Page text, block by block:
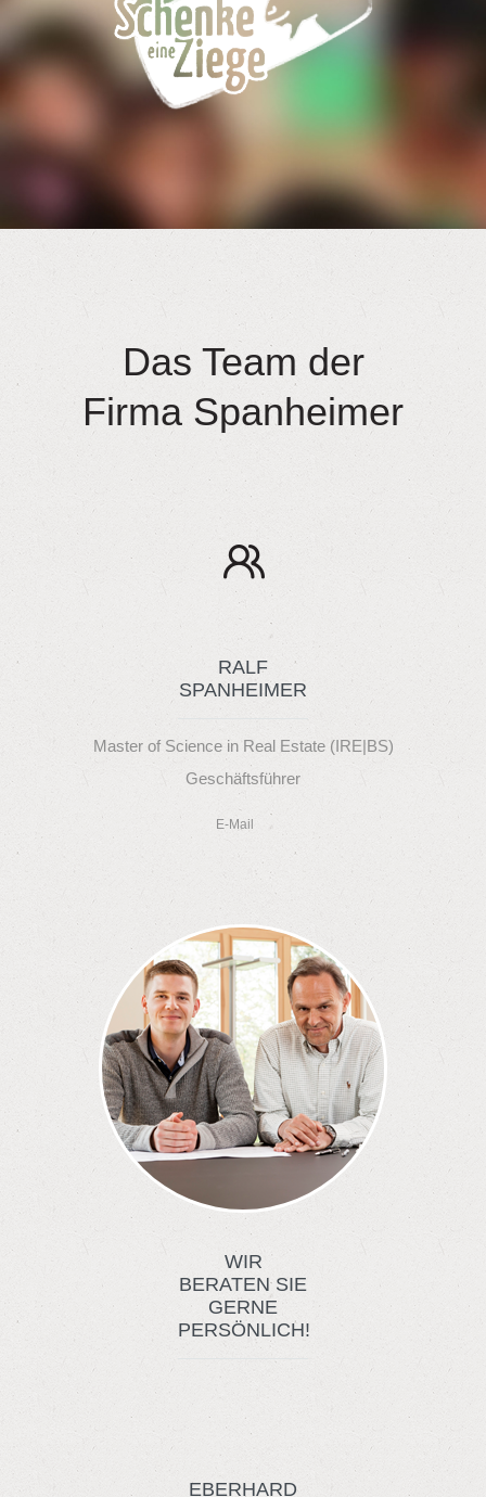
Das Team der
Firma Spanheimer
RALF
SPANHEIMER
Master of Science in Real Estate (IRE|BS)
Geschäftsführer
E-Mail
WIR
BERATEN SIE
GERNE
PERSÖNLICH!
EBERHARD